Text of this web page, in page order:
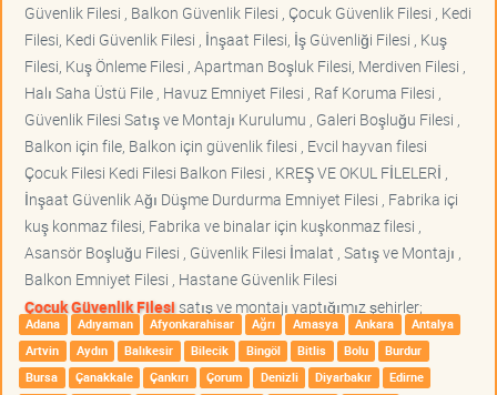
Güvenlik Filesi , Balkon Güvenlik Filesi , Çocuk Güvenlik Filesi , Kedi
Filesi, Kedi Güvenlik Filesi , İnşaat Filesi, İş Güvenliği Filesi , Kuş
Filesi, Kuş Önleme Filesi , Apartman Boşluk Filesi, Merdiven Filesi ,
Halı Saha Üstü File , Havuz Emniyet Filesi , Raf Koruma Filesi ,
Güvenlik Filesi Satış ve Montajı Kurulumu , Galeri Boşluğu Filesi ,
Balkon için file, Balkon için güvenlik filesi , Evcil hayvan filesi
Çocuk Filesi Kedi Filesi Balkon Filesi , KREŞ VE OKUL FİLELERİ ,
İnşaat Güvenlik Ağı Düşme Durdurma Emniyet Filesi , Fabrika içi
kuş konmaz filesi, Fabrika ve binalar için kuşkonmaz filesi ,
Asansör Boşluğu Filesi , Güvenlik Filesi İmalat , Satış ve Montajı ,
Balkon Emniyet Filesi , Hastane Güvenlik Filesi
Çocuk Güvenlik Filesisatış ve montajı yaptığımız şehirler;
Adana Adıyaman Afyonkarahisar Ağrı Amasya Ankara
Antalya
Artvin
Aydın Balıkesir Bilecik Bingöl Bitlis Bolu
Burdur
Bursa
Çanakkale Çankırı Çorum Denizli Diyarbakır
Edirne